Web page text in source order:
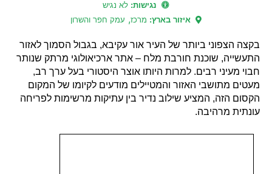
נגישות: לא נגיש
איזור בארץ: מרכז, עמק חפר והשרון
בקצה הצפוני ביותר של העיר אור עקיבא, בגבול הסמוך לאזור
התעשייה, שוכנת חורבת מלח – אתר ארכיאולוגי מרתק שנותר
חבוי מעיני רבים. למרות היותו אוצר היסטורי בעל ערך רב,
מעטים מתושבי האזור והמטיילים מודעים לקיומו של המקום
הקסום הזה, המציע שילוב נדיר בין עתיקות מרשימות לפריחה
עונתית מרהיבה.